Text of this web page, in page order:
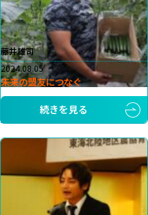
藤井雄司
2024.08.05
未来の盟友につなぐ
続きを見る